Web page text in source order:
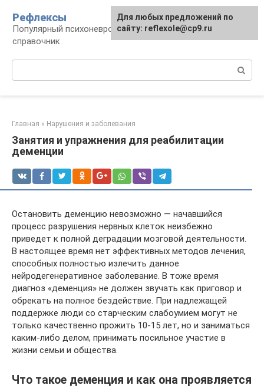
контенту
Рефлексы
Популярный психоневрологический
справочник
Главная » Нарушения и заболевания
Занятия и упражнения для реабилитации
деменции
Остановить деменцию невозможно — начавшийся
процесс разрушения нервных клеток неизбежно
приведет к полной деградации мозговой деятельности.
В настоящее время нет эффективных методов лечения,
способных полностью излечить данное
нейродегенеративное заболевание. В тоже время
диагноз «деменция» не должен звучать как приговор и
обрекать на полное бездействие. При надлежащей
поддержке люди со старческим слабоумием могут не
только качественно прожить 10-15 лет, но и заниматься
каким-либо делом, принимать посильное участие в
жизни семьи и общества.
Что такое деменция и как она проявляется
Для любых предложений по
сайту: reflexole@cp9.ru